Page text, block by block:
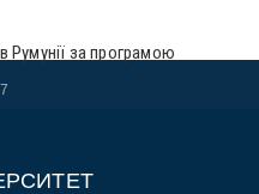
Румунії за програмою